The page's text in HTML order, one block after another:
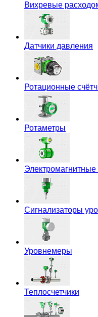
Вихревые
Датчики давления
Ротационные
Ротаметры
Сигнализаторы
Уровнемеры
Теплосчетчики